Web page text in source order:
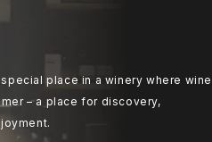
place in a winery where
– a place for discovery,